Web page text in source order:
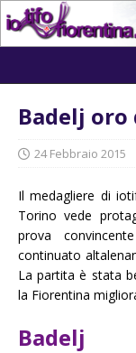
Badelj oro
24 Febbraio 2015
Il medagliere di
Torino vede
prova
continuato
La partita è stata
la Fiorentina
Badelj